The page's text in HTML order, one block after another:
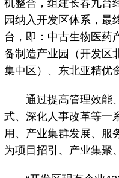
机整合，组建长春九台
园纳入开发区体系，最
台，即：中古生物医药
备制造产业园（开发区
集中区）、东北亚精优
通过提高管理效能、
式、深化人事改革等一
用、产业集群发展、服
为项目招引、产业集聚